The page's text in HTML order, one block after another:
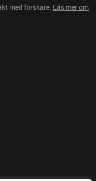
med forskare. Läs mer om